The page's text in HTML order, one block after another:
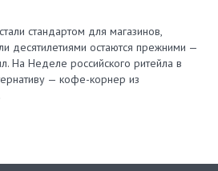
стандартом для магазинов,
десятилетиями остаются прежними —
На Неделе российского ритейла в
— кофе-корнер из